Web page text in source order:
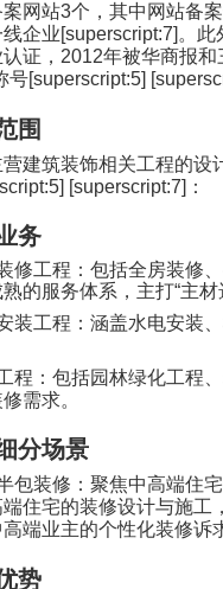
网站3个，其中网站备
企业[superscript:7] 。此
证， 2012年被华商报和
号[superscript:5]
围
建筑装饰相关工程的设
[superscript:7] ：
务
修工程：包括全房装修
熟的服务体系，主打“主
装工程：涵盖水电安装
程：包括园林绿化工程
需求。
分场景
包装修：聚焦中高端住
住宅的装修设计与施工
端业主的个性化装修诉
势